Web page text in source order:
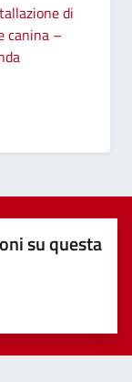
di
canina –
su questa